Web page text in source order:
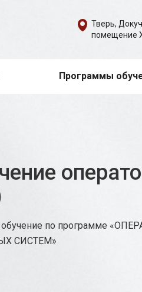
Тверь,
помещение
Программы
по программе
СИСТЕМ»